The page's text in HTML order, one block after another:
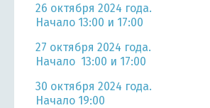
26 октября 2024 года.
Начало 13:00 и 17:00
27 октября 2024 года.
Начало 13:00 и 17:00
30 октября 2024 года.
Начало 19:00